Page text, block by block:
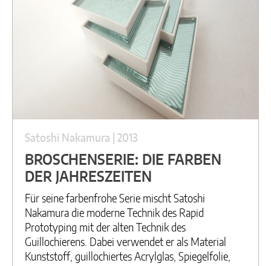
Satoshi Nakamura | 2013
BROSCHENSERIE: DIE FARBEN
DER JAHRESZEITEN
Für seine farbenfrohe Serie mischt Satoshi
Nakamura die moderne Technik des Rapid
Prototyping mit der alten Technik des
Guillochierens. Dabei verwendet er als Material
Kunststoff, guillochiertes Acrylglas, Spiegelfolie,